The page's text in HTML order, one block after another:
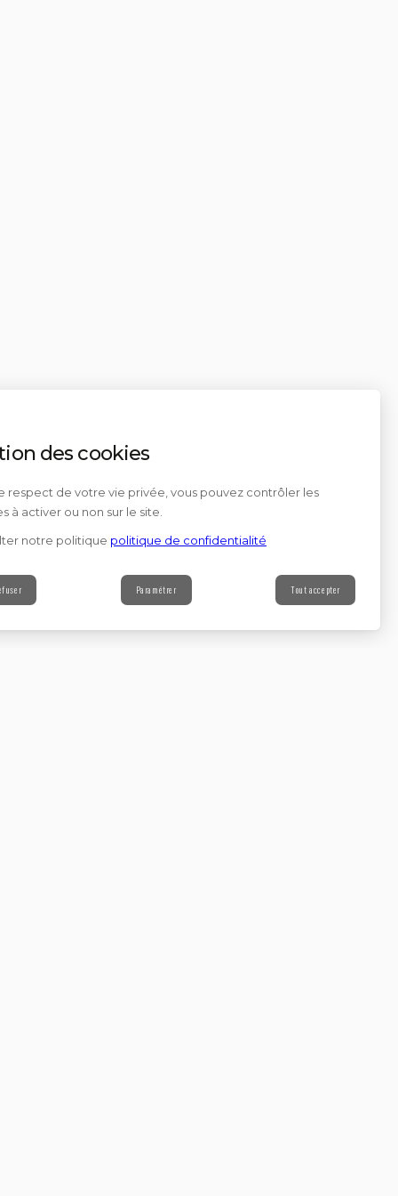
Contact
des cookies
respect de votre vie privée, vous pouvez contrôler les
à activer ou non sur le site.
notre politique politique de confidentialité
Paramétrer Tout accepter